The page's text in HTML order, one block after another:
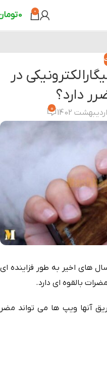
0
0
در
دارد؟
0
های اخیر به طور فزاینده ای
بالقوه ای دارد.
آنها ویپ ها می تواند مضر